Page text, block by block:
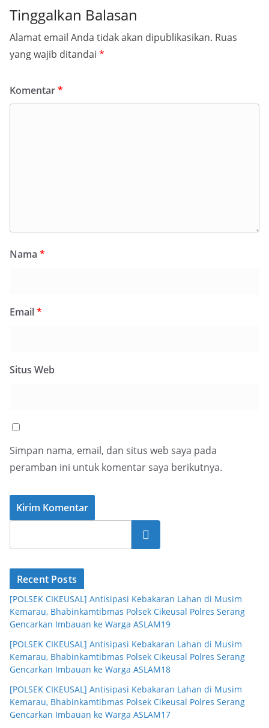
Tinggalkan Balasan
Alamat email Anda tidak akan dipublikasikan. Ruas
yang wajib ditandai *
Komentar*
Nama *
Email*
Situs Web
Simpan nama, email, dan situs web saya pada
peramban ini untuk komentar saya berikutnya.
Cari
Recent Posts
[POLSEK CIKEUSAL] Antisipasi Kebakaran Lahan di Musim
Kemarau, Bhabinkamtibmas Polsek Cikeusal Polres Serang
Gencarkan Imbauan ke Warga ASLAM19
[POLSEK CIKEUSAL] Antisipasi Kebakaran Lahan di Musim
Kemarau, Bhabinkamtibmas Polsek Cikeusal Polres Serang
Gencarkan Imbauan ke Warga ASLAM18
[POLSEK CIKEUSAL] Antisipasi Kebakaran Lahan di Musim
Kemarau, Bhabinkamtibmas Polsek Cikeusal Polres Serang
Gencarkan Imbauan ke Warga ASLAM17